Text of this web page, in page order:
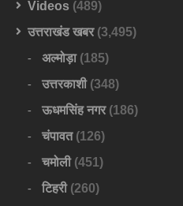
Videos (489)
उत्तराखंड खबर(3,495)
अल्मोड़ा(185)
उत्तरकाशी(348)
ऊधमसिंह नगर(186)
चंपावत(126)
चमोली(451)
टिहरी(260)